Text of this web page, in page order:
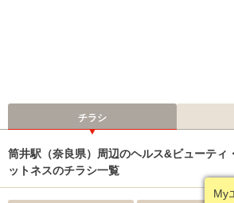
チラシ
筒井駅（奈良県）周辺のヘルス&ビューティ
ットネスのチラシ一覧
My